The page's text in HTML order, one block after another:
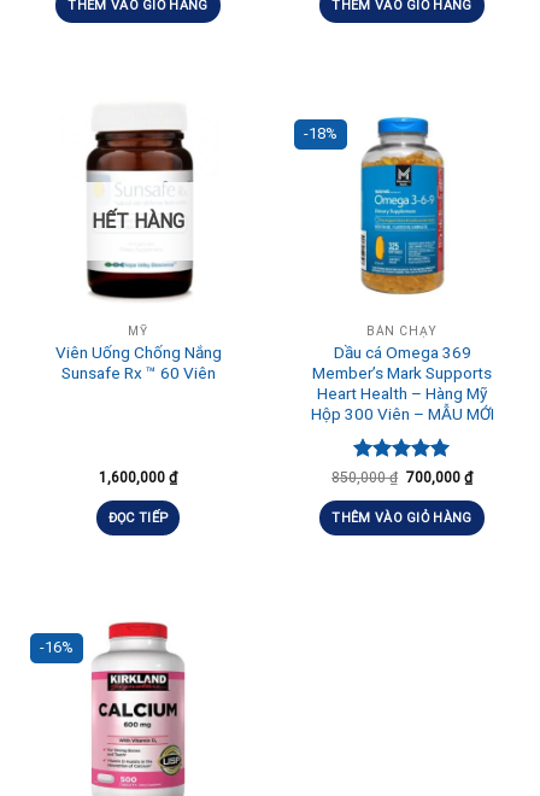
THÊM VÀO GIỎ HÀNG THÊM VÀO GIỎ HÀNG
HẾT HÀNG
MỸ
Viên Uống Chống Nắng
Sunsafe Rx ™ 60 Viên
1,600,000 ₫
ĐỌC TIẾP
-18%
BÁN CHẠY
Dầu cá Omega 369
Member’s Mark Supports
Heart Health – Hàng Mỹ
Hộp 300 Viên – MẪU MỚI
Được xếp
hạng5.00
5 sao
850,000₫ 700,000 ₫
THÊM VÀO GIỎ HÀNG
-16%